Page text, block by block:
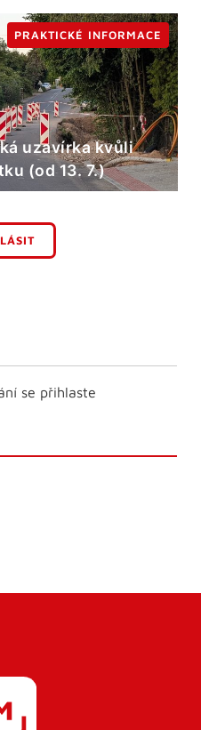
uzavírka kvůli
(od 13. 7.)
PRAKTICKÉ INFORMACE
se přihlaste